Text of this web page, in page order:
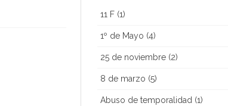
11 F(1)
1º de Mayo (4)
25 de noviembre(2)
8 de marzo (5)
Abuso de temporalidad(1)